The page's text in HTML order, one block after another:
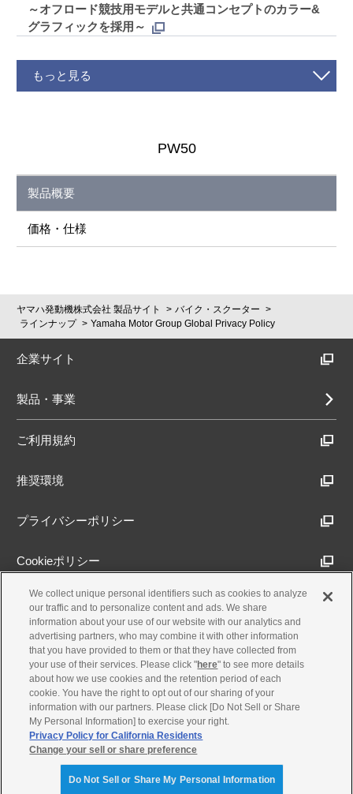
～オフロード競技用モデルと共通コンセプトのカラー&
グラフィックを採用～
もっと見る
PW50
製品概要
価格・仕様
ヤマハ発動機株式会社 製品サイト
バイク・スクーター
ラインナップ
Yamaha Motor Group Global Privacy Policy
企業サイト
製品・事業
ご利用規約
推奨環境
プライバシーポリシー
Cookieポリシー
アクセシビリティ方針
古物営業法に基づく表示
製品・事業のお問合せ
We collect unique personal identifiers such as cookies to analyze
our traffic and to personalize content and ads. We share
information about your use of our website with our analytics and
advertising partners, who may combine it with other information
that you have provided to them or that they have collected from
your use of their services. Please click "here" to see more details
about how we use cookies and the retention period of each
cookie. You have the right to opt out of our sharing of your
information with our partners. Please click [Do Not Sell or Share
My Personal Information] to exercise your right.
Privacy Policy for California Residents
Change your sell or share preference
Do Not Sell or Share My Personal Information